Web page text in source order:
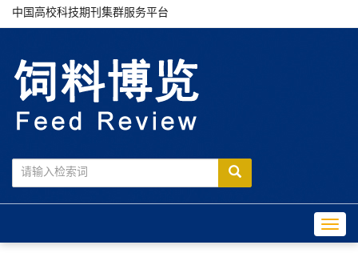
中国高校科技期刊集群服务平台